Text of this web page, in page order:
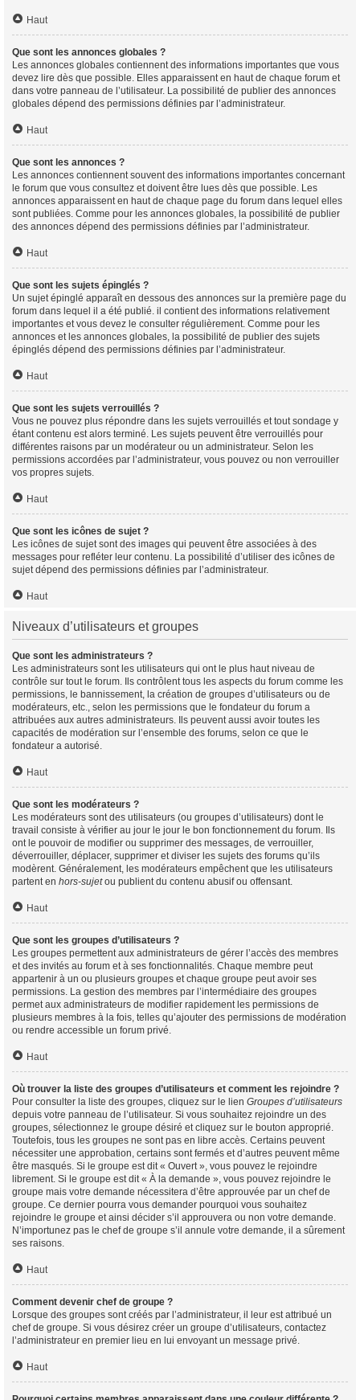
Haut
Que sont les annonces globales ?
Les annonces globales contiennent des informations importantes que vous
devez lire dès que possible. Elles apparaissent en haut de chaque forum et
dans votre panneau de l’utilisateur. La possibilité de publier des annonces
globales dépend des permissions définies par l’administrateur.
Haut
Que sont les annonces ?
Les annonces contiennent souvent des informations importantes concernant
le forum que vous consultez et doivent être lues dès que possible. Les
annonces apparaissent en haut de chaque page du forum dans lequel elles
sont publiées. Comme pour les annonces globales, la possibilité de publier
des annonces dépend des permissions définies par l’administrateur.
Haut
Que sont les sujets épinglés ?
Un sujet épinglé apparaît en dessous des annonces sur la première page du
forum dans lequel il a été publié. il contient des informations relativement
importantes et vous devez le consulter régulièrement. Comme pour les
annonces et les annonces globales, la possibilité de publier des sujets
épinglés dépend des permissions définies par l’administrateur.
Haut
Que sont les sujets verrouillés ?
Vous ne pouvez plus répondre dans les sujets verrouillés et tout sondage y
étant contenu est alors terminé. Les sujets peuvent être verrouillés pour
différentes raisons par un modérateur ou un administrateur. Selon les
permissions accordées par l’administrateur, vous pouvez ou non verrouiller
vos propres sujets.
Haut
Que sont les icônes de sujet ?
Les icônes de sujet sont des images qui peuvent être associées à des
messages pour refléter leur contenu. La possibilité d’utiliser des icônes de
sujet dépend des permissions définies par l’administrateur.
Haut
Niveaux d’utilisateurs et groupes
Que sont les administrateurs ?
Les administrateurs sont les utilisateurs qui ont le plus haut niveau de
contrôle sur tout le forum. Ils contrôlent tous les aspects du forum comme les
permissions, le bannissement, la création de groupes d’utilisateurs ou de
modérateurs, etc., selon les permissions que le fondateur du forum a
attribuées aux autres administrateurs. Ils peuvent aussi avoir toutes les
capacités de modération sur l’ensemble des forums, selon ce que le
fondateur a autorisé.
Haut
Que sont les modérateurs ?
Les modérateurs sont des utilisateurs (ou groupes d’utilisateurs) dont le
travail consiste à vérifier au jour le jour le bon fonctionnement du forum. Ils
ont le pouvoir de modifier ou supprimer des messages, de verrouiller,
déverrouiller, déplacer, supprimer et diviser les sujets des forums qu’ils
modèrent. Généralement, les modérateurs empêchent que les utilisateurs
partent en hors-sujetou publient du contenu abusif ou offensant.
Haut
Que sont les groupes d’utilisateurs ?
Les groupes permettent aux administrateurs de gérer l’accès des membres
et des invités au forum et à ses fonctionnalités. Chaque membre peut
appartenir à un ou plusieurs groupes et chaque groupe peut avoir ses
permissions. La gestion des membres par l’intermédiaire des groupes
permet aux administrateurs de modifier rapidement les permissions de
plusieurs membres à la fois, telles qu’ajouter des permissions de modération
ou rendre accessible un forum privé.
Haut
Où trouver la liste des groupes d’utilisateurs et comment les rejoindre ?
Pour consulter la liste des groupes, cliquez sur le lien Groupes d’utilisateurs
depuis votre panneau de l’utilisateur. Si vous souhaitez rejoindre un des
groupes, sélectionnez le groupe désiré et cliquez sur le bouton approprié.
Toutefois, tous les groupes ne sont pas en libre accès. Certains peuvent
nécessiter une approbation, certains sont fermés et d’autres peuvent même
être masqués. Si le groupe est dit « Ouvert », vous pouvez le rejoindre
librement. Si le groupe est dit « À la demande », vous pouvez rejoindre le
groupe mais votre demande nécessitera d’être approuvée par un chef de
groupe. Ce dernier pourra vous demander pourquoi vous souhaitez
rejoindre le groupe et ainsi décider s’il approuvera ou non votre demande.
N’importunez pas le chef de groupe s’il annule votre demande, il a sûrement
ses raisons.
Haut
Comment devenir chef de groupe ?
Lorsque des groupes sont créés par l’administrateur, il leur est attribué un
chef de groupe. Si vous désirez créer un groupe d’utilisateurs, contactez
l’administrateur en premier lieu en lui envoyant un message privé.
Haut